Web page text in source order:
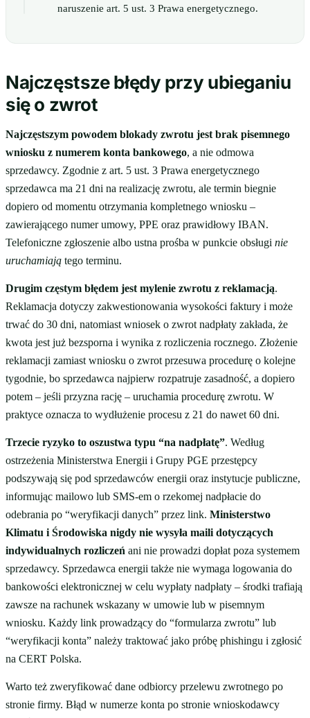
naruszenie art. 5 ust. 3 Prawa energetycznego.
Najczęstsze błędy przy ubieganiu
się o zwrot
Najczęstszym powodem blokady zwrotu jest brak pisemnego
wniosku z numerem konta bankowego, a nie odmowa
sprzedawcy. Zgodnie z art. 5 ust. 3 Prawa energetycznego
sprzedawca ma 21 dni na realizację zwrotu, ale termin biegnie
dopiero od momentu otrzymania kompletnego wniosku –
zawierającego numer umowy, PPE oraz prawidłowy IBAN.
Telefoniczne zgłoszenie albo ustna prośba w punkcie obsługi nie
uruchamiają tego terminu.
Drugim częstym błędem jest mylenie zwrotu z reklamacją.
Reklamacja dotyczy zakwestionowania wysokości faktury i może
trwać do 30 dni, natomiast wniosek o zwrot nadpłaty zakłada, że
kwota jest już bezsporna i wynika z rozliczenia rocznego. Złożenie
reklamacji zamiast wniosku o zwrot przesuwa procedurę o kolejne
tygodnie, bo sprzedawca najpierw rozpatruje zasadność, a dopiero
potem – jeśli przyzna rację – uruchamia procedurę zwrotu. W
praktyce oznacza to wydłużenie procesu z 21 do nawet 60 dni.
Trzecie ryzyko to oszustwa typu “na nadpłatę”. Według
ostrzeżenia Ministerstwa Energii i Grupy PGE przestępcy
podszywają się pod sprzedawców energii oraz instytucje publiczne,
informując mailowo lub SMS-em o rzekomej nadpłacie do
odebrania po “weryfikacji danych” przez link. Ministerstwo
Klimatu i Środowiska nigdy nie wysyła maili dotyczących
indywidualnych rozliczeń ani nie prowadzi dopłat poza systemem
sprzedawcy. Sprzedawca energii także nie wymaga logowania do
bankowości elektronicznej w celu wypłaty nadpłaty – środki trafiają
zawsze na rachunek wskazany w umowie lub w pisemnym
wniosku. Każdy link prowadzący do “formularza zwrotu” lub
“weryfikacji konta” należy traktować jako próbę phishingu i zgłosić
na CERT Polska.
Warto też zweryfikować dane odbiorcy przelewu zwrotnego po
stronie firmy. Błąd w numerze konta po stronie wnioskodawcy